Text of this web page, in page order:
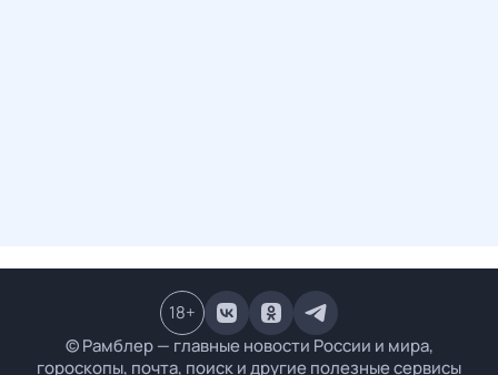
© Рамблер — главные новости России и мира,
гороскопы, почта, поиск и другие полезные сервисы
18+